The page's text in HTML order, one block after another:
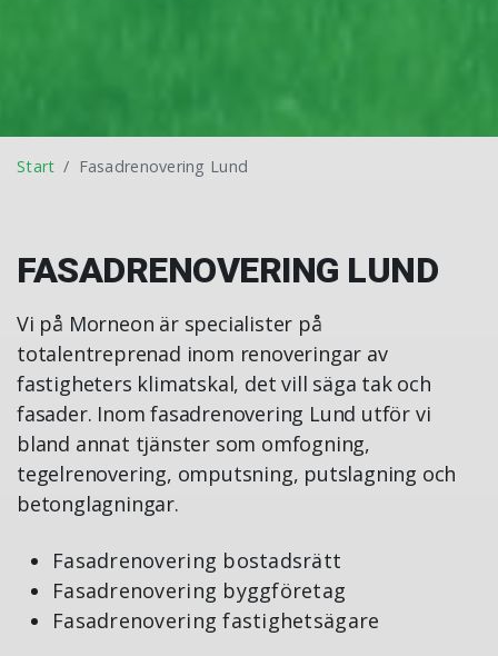
Start Fasadrenovering Lund
FASADRENOVERING LUND
Vi på Morneon är specialister på
totalentreprenad inom renoveringar av
fastigheters klimatskal, det vill säga tak och
fasader. Inom fasadrenovering Lund utför vi
bland annat tjänster som omfogning,
tegelrenovering, omputsning, putslagning och
betonglagningar.
Fasadrenovering bostadsrätt
Fasadrenovering byggföretag
Fasadrenovering fastighetsägare